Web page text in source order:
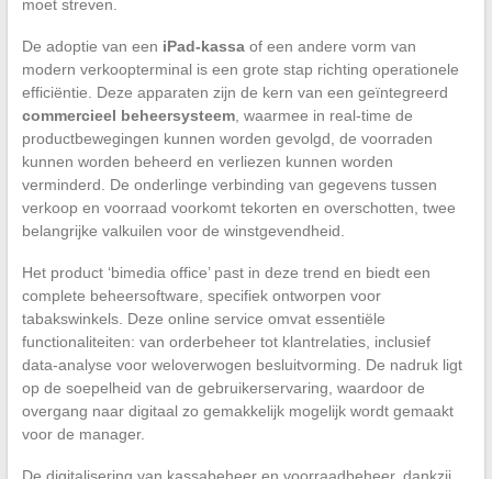
moet streven.
De adoptie van een iPad-kassaof een andere vorm van
modern verkoopterminal is een grote stap richting operationele
efficiëntie. Deze apparaten zijn de kern van een geïntegreerd
commercieel beheersysteem, waarmee in real-time de
productbewegingen kunnen worden gevolgd, de voorraden
kunnen worden beheerd en verliezen kunnen worden
verminderd. De onderlinge verbinding van gegevens tussen
verkoop en voorraad voorkomt tekorten en overschotten, twee
belangrijke valkuilen voor de winstgevendheid.
Het product ‘bimedia office’ past in deze trend en biedt een
complete beheersoftware, specifiek ontworpen voor
tabakswinkels. Deze online service omvat essentiële
functionaliteiten: van orderbeheer tot klantrelaties, inclusief
data-analyse voor weloverwogen besluitvorming. De nadruk ligt
op de soepelheid van de gebruikerservaring, waardoor de
overgang naar digitaal zo gemakkelijk mogelijk wordt gemaakt
voor de manager.